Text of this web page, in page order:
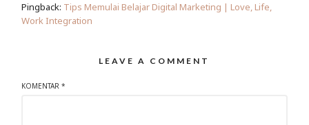
Pingback: Tips Memulai Belajar Digital Marketing | Love, Life,
Work Integration
LEAVE A COMMENT
KOMENTAR*